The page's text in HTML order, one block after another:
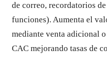
de correo, recordatorios
funciones). Aumenta el
mediante venta adicional
CAC mejorando tasas de